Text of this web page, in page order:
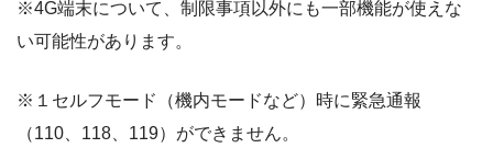
※4G端末について、制限事項以外にも一部機能が使えな
い可能性があります。
※１セルフモード（機内モードなど）時に緊急通報
（110、118、119）ができません。